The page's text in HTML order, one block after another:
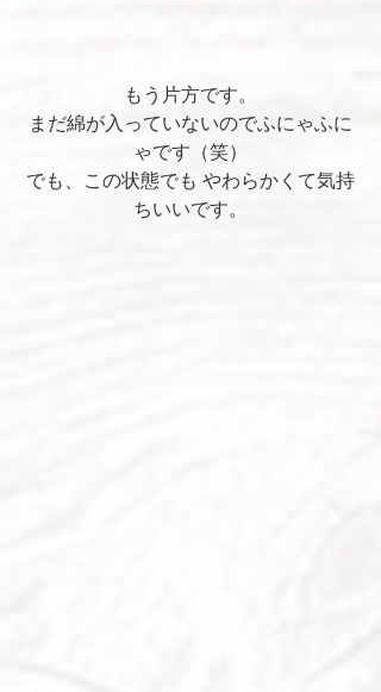
もう片方です。
まだ綿が入っていないのでふにゃふに
ゃです（笑）
でも、この状態でも やわらかくて気持
ちいいです。